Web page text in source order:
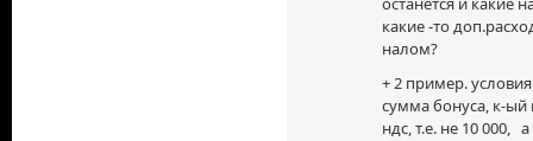
какие-то
налом?
+ 2 пример.
сумма бонуса, к-
ндс, т.е. не 10 000,